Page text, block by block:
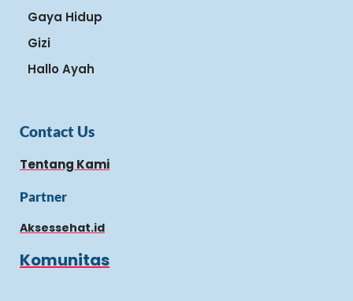
Gaya Hidup
Gizi
Hallo Ayah
Contact Us
Tentang Kami
Partner
Aksessehat.id
Komunitas